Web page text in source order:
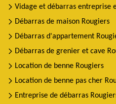
Vidage et débarras entreprise
Débarras de maison Rougiers
Débarras d'appartement
Débarras de grenier et cave
Location de benne Rougiers
Location de benne pas cher
Entreprise de débarras